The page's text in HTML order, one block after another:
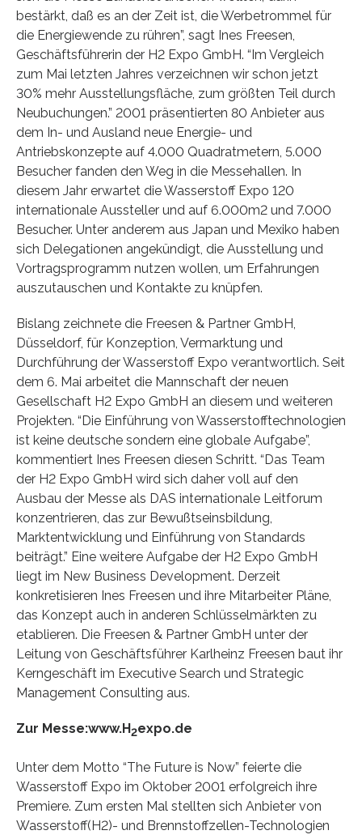
bestärkt, daß es an der Zeit ist, die Werbetrommel für
die Energiewende zu rühren”, sagt Ines Freesen,
Geschäftsführerin der H2 Expo GmbH. “Im Vergleich
zum Mai letzten Jahres verzeichnen wir schon jetzt
30% mehr Ausstellungsfläche, zum größten Teil durch
Neubuchungen.” 2001 präsentierten 80 Anbieter aus
dem In- und Ausland neue Energie- und
Antriebskonzepte auf 4.000 Quadratmetern, 5.000
Besucher fanden den Weg in die Messehallen. In
diesem Jahr erwartet die Wasserstoff Expo 120
internationale Aussteller und auf 6.000m2 und 7.000
Besucher. Unter anderem aus Japan und Mexiko haben
sich Delegationen angekündigt, die Ausstellung und
Vortragsprogramm nutzen wollen, um Erfahrungen
auszutauschen und Kontakte zu knüpfen.
Bislang zeichnete die Freesen & Partner GmbH,
Düsseldorf, für Konzeption, Vermarktung und
Durchführung der Wasserstoff Expo verantwortlich. Seit
dem 6. Mai arbeitet die Mannschaft der neuen
Gesellschaft H2 Expo GmbH an diesem und weiteren
Projekten. “Die Einführung von Wasserstofftechnologien
ist keine deutsche sondern eine globale Aufgabe”,
kommentiert Ines Freesen diesen Schritt. “Das Team
der H2 Expo GmbH wird sich daher voll auf den
Ausbau der Messe als DAS internationale Leitforum
konzentrieren, das zur Bewußtseinsbildung,
Marktentwicklung und Einführung von Standards
beiträgt.” Eine weitere Aufgabe der H2 Expo GmbH
liegt im New Business Development. Derzeit
konkretisieren Ines Freesen und ihre Mitarbeiter Pläne,
das Konzept auch in anderen Schlüsselmärkten zu
etablieren. Die Freesen & Partner GmbH unter der
Leitung von Geschäftsführer Karlheinz Freesen baut ihr
Kerngeschäft im Executive Search und Strategic
Management Consulting aus.
Zur Messe:www.H2expo.de
Unter dem Motto “The Future is Now” feierte die
Wasserstoff Expo im Oktober 2001 erfolgreich ihre
Premiere. Zum ersten Mal stellten sich Anbieter von
Wasserstoff(H2)- und Brennstoffzellen-Technologien